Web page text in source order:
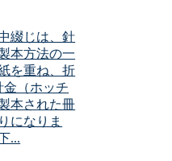
綴じは、針
本方法の一
を重ね、折
金（ホッチ
本された冊
になりま
...